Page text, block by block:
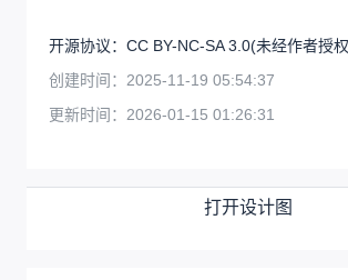
开源协议： CC BY-NC-SA 3.0(未经作者授
创建时间： 2025-11-19 05:54:37
更新时间： 2026-01-15 01:26:31
打开设计图